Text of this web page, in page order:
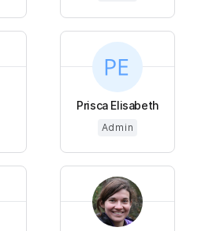
Prisca Elisabeth
Admin